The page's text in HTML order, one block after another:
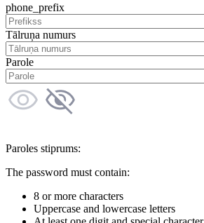
phone_prefix
Tālruņa numurs
Parole
Paroles stiprums:
The password must contain:
8 or more characters
Uppercase and lowercase letters